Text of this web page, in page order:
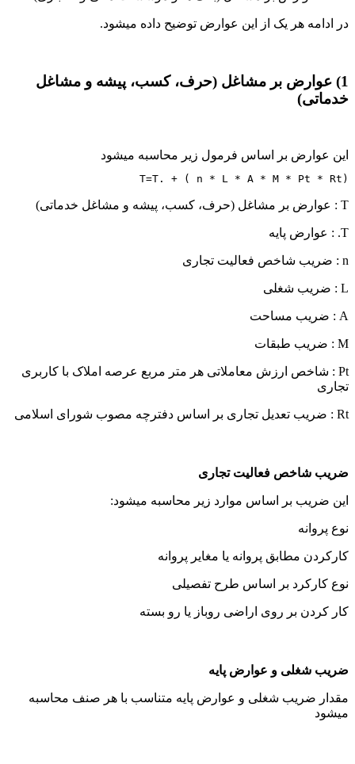
در ادامه هر یک از این عوارض توضیح داده میشود.
1) عوارض بر مشاغل (حرف، کسب، پیشه و مشاغل
خدماتی)
این عوارض بر اساس فرمول زیر محاسبه میشود
T=T. + ( n * L * A * M * Pt * Rt)
T : عوارض بر مشاغل (حرف، کسب، پیشه و مشاغل خدماتی)
T. : عوارض پایه
n : ضریب شاخص فعالیت تجاری
L : ضریب شغلی
A : ضریب مساحت
M : ضریب طبقات
Pt : شاخص ارزش معاملاتی هر متر مربع عرصه املاک با کاربری
تجاری
Rt : ضریب تعدیل تجاری بر اساس دفترچه مصوب شورای اسلامی
ضریب شاخص فعالیت تجاری
این ضریب بر اساس موارد زیر محاسبه میشود:
نوع پروانه
کارکردن مطابق پروانه یا مغایر پروانه
نوع کارکرد بر اساس طرح تفصیلی
کار کردن بر روی اراضی روباز یا رو بسته
ضریب شغلی و عوارض پایه
مقدار ضریب شغلی و عوارض پایه متناسب با هر صنف محاسبه
میشود